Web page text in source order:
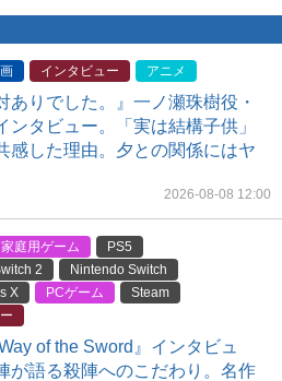
インタビュー アニメ
ありでした。』一ノ瀬珠樹役・
ンタビュー。「実は結構子供」
感した理由。夕との関係にはヤ
2026-08-08 12:00
家庭用ゲーム
PS5
2
Nintendo Switch
X
PCゲーム
Steam
of the Sword』インタビュ
が語る殺陣へのこだわり。名作